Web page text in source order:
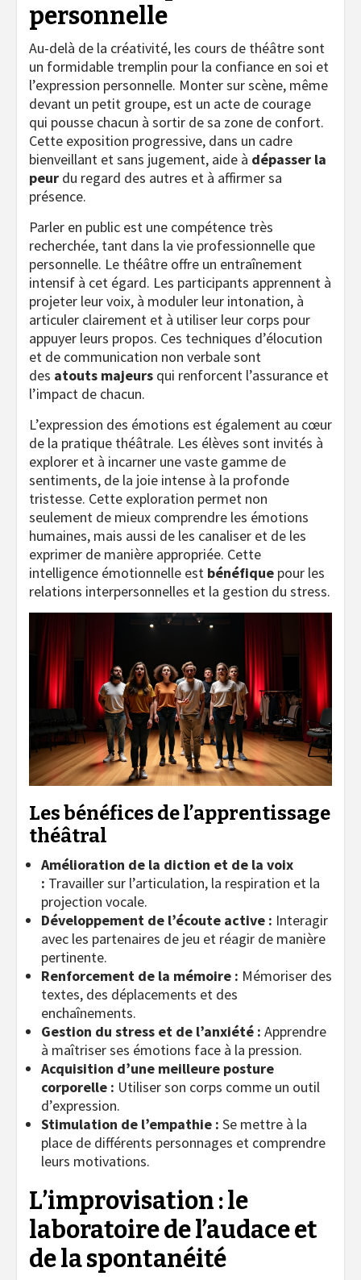
personnelle
Au-delà de la créativité, les cours de théâtre sont
un formidable tremplin pour la confiance en soi et
l’expression personnelle. Monter sur scène, même
devant un petit groupe, est un acte de courage
qui pousse chacun à sortir de sa zone de confort.
Cette exposition progressive, dans un cadre
bienveillant et sans jugement, aide à dépasser la
peur du regard des autres et à affirmer sa
présence.
Parler en public est une compétence très
recherchée, tant dans la vie professionnelle que
personnelle. Le théâtre offre un entraînement
intensif à cet égard. Les participants apprennent à
projeter leur voix, à moduler leur intonation, à
articuler clairement et à utiliser leur corps pour
appuyer leurs propos. Ces techniques d’élocution
et de communication non verbale sont
des atouts majeurs qui renforcent l’assurance et
l’impact de chacun.
L’expression des émotions est également au cœur
de la pratique théâtrale. Les élèves sont invités à
explorer et à incarner une vaste gamme de
sentiments, de la joie intense à la profonde
tristesse. Cette exploration permet non
seulement de mieux comprendre les émotions
humaines, mais aussi de les canaliser et de les
exprimer de manière appropriée. Cette
intelligence émotionnelle est bénéfique pour les
relations interpersonnelles et la gestion du stress.
Les bénéfices de l’apprentissage
théâtral
Amélioration de la diction et de la voix
: Travailler sur l’articulation, la respiration et la
projection vocale.
Développement de l’écoute active : Interagir
avec les partenaires de jeu et réagir de manière
pertinente.
Renforcement de la mémoire : Mémoriser des
textes, des déplacements et des
enchaînements.
Gestion du stress et de l’anxiété : Apprendre
à maîtriser ses émotions face à la pression.
Acquisition d’une meilleure posture
corporelle : Utiliser son corps comme un outil
d’expression.
Stimulation de l’empathie : Se mettre à la
place de différents personnages et comprendre
leurs motivations.
L’improvisation : le
laboratoire de l’audace et
de la spontanéité